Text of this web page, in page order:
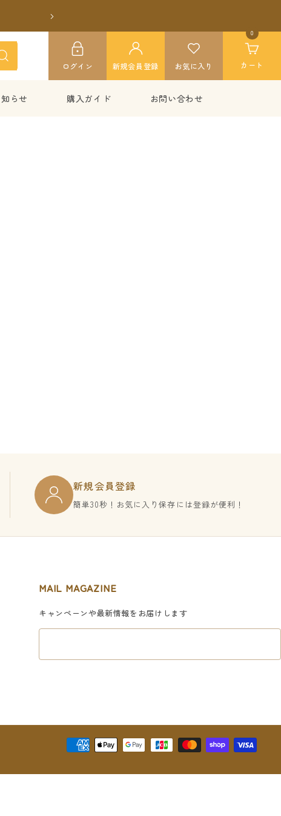
次
へ
ログイン 新規会員登録 お気に入り カート
0
らせ 購入ガイド お問い合わせ
新規会員登録
簡単30秒！お気に入り保存には登録が便利！
MAIL MAGAZINE
キャンペーンや最新情報をお届けします